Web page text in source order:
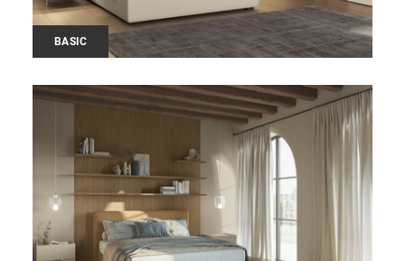
BASIC